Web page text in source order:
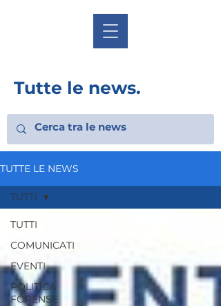
Tutte le news.
TUTTE LE NEWS
TUTTI
COMUNICATI
EVENTI
POLITICA
FORENSE
TUTTI